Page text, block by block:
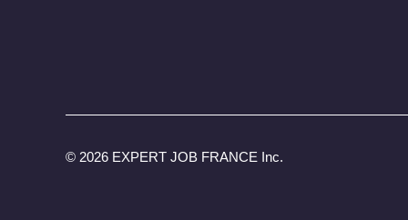
© 2026 EXPERT JOB FRANCE Inc.